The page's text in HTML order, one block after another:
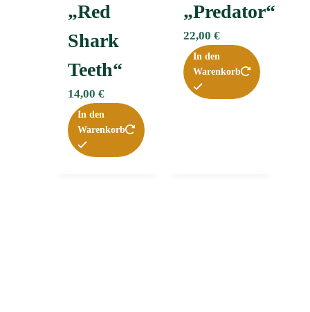
„Red
Shark
Teeth“
14,00 €
In den
Warenkorb
„Predator“
22,00 €
In den
Warenkorb